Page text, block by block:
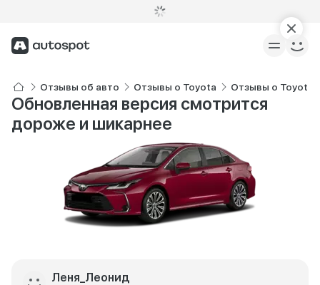
Отзывы об авто Отзывы о Toyota Отзывы о Toyota
Обновленная версия смотрится
дороже и шикарнее
Леня_Леонид